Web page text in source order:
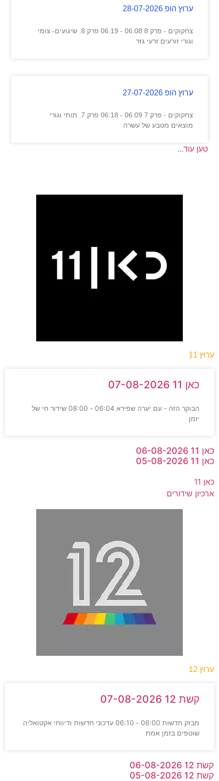
ערוץ הופ 28-07-2026
צחקוקים - פרק 8 06:08 - 06:19 פרק 8. שיגועים- צומי
וגורי זורעים זרעי גזר
ערוץ הופ 27-07-2026
צחקוקים - פרק 7 06:09 - 06:18 פרק 7. תותי וגורי
מוצאים מטבע של עשרה
טען עוד...
ערוץ 11
כאן 11 07-08-2026
הבוקר הזה - עם יערה שפירא 06:04 - 08:00 שידור חי של
יומן
כאן 11 06-08-2026
כאן 11 05-08-2026
כאן 11
ארכיון שידורים
ערוץ 12
קשת 12 07-08-2026
מבזק חדשות 06:00 - 06:10 עדכוני חדשות ודיווחי אקטואליה
שוטפים בזמן אמת
קשת 12 06-08-2026
קשת 12 05-08-2026